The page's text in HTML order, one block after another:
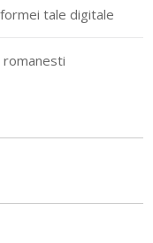
tale digitale